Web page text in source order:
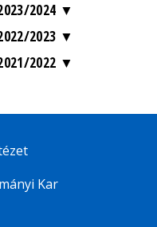
2024
2023
2022
Kar